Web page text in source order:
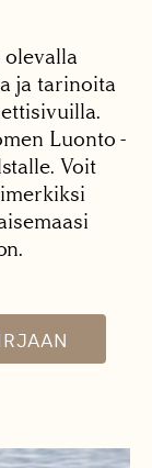
olevalla
ja tarinoita
Luonto -
Voit